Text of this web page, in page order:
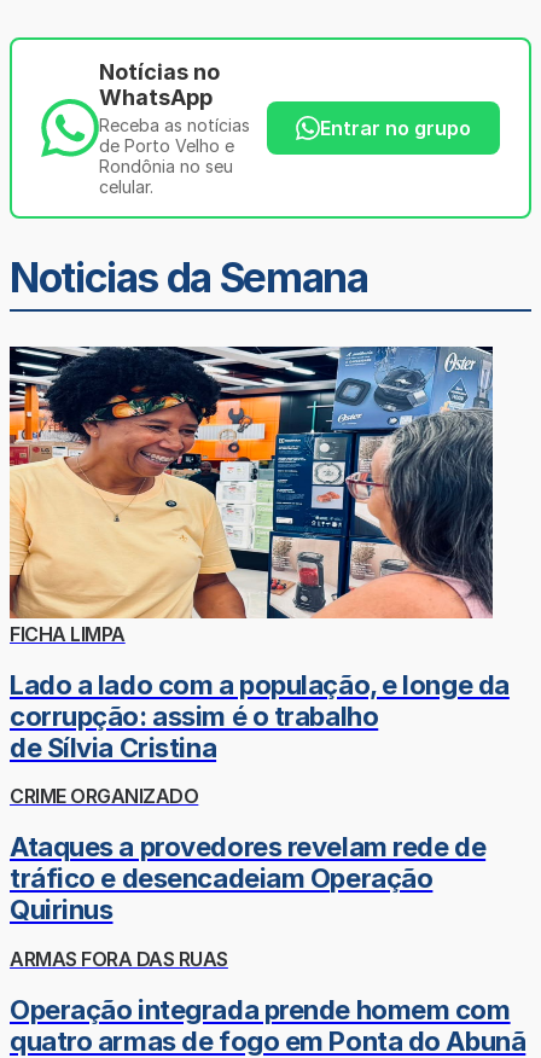
Notícias no
WhatsApp
Receba as notícias
de Porto Velho e
Rondônia no seu
celular.
Entrar no grupo
Noticias da Semana
FICHA LIMPA
Lado a lado com a população, e longe da
corrupção: assim é o trabalho
de Sílvia Cristina
CRIME ORGANIZADO
Ataques a provedores revelam rede de
tráfico e desencadeiam Operação
Quirinus
ARMAS FORA DAS RUAS
Operação integrada prende homem com
quatro armas de fogo em Ponta do Abunã